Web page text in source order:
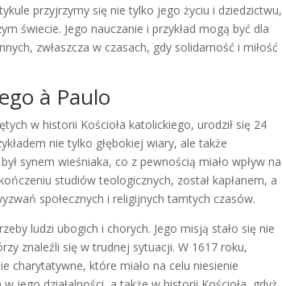
przyjrzymy się nie tylko jego życiu i dziedzictwu,
świecie. Jego nauczanie i przykład mogą być dla
zwłaszcza w czasach, gdy solidarność i miłość
à Paulo
w historii Kościoła katolickiego, urodził się 24
nie tylko głębokiej wiary, ale także
synem wieśniaka, co z pewnością miało wpływ na
studiów teologicznych, został kapłanem, a
społecznych i religijnych tamtych czasów.
ludzi ubogich i chorych. Jego misją stało się nie
znaleźli się w trudnej sytuacji. W 1617 roku,
charytatywne, które miało na celu niesienie